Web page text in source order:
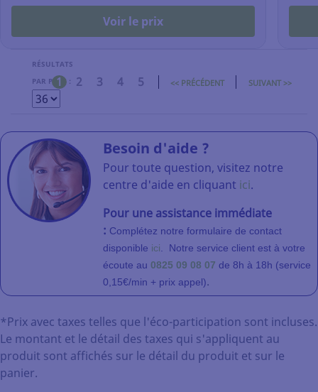
Voir le prix
RÉSULTATS
PAR PAGE :
1 2 3 4 5 << PRÉCÉDENT SUIVANT >>
Besoin d'aide ?
Pour toute question, visitez notre
centre d'aide en cliquant ici.
Pour une assistance immédiate
: Complétez notre formulaire de contact
disponible ici Notre service client est à votre
écoute au 0825 09 08 07 de 8h à 18h (service
0,15€/min + prix appel).
*Prix avec taxes telles que l'éco-participation sont incluses.
Le montant et le détail des taxes qui s'appliquent au
produit sont affichés sur le détail du produit et sur le
panier.